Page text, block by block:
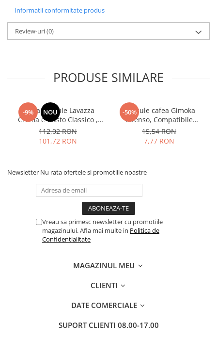
Informatii conformitate produs
Review-uri(0)
PRODUSE SIMILARE
-9% NOU
Cafea capsule Lavazza
Crema e Gusto Classico ,
compatibile Nespresso, 80
buc
112,02 RON
101,72 RON
-50%
Capsule cafea Gimoka
Intenso, Compatibile
Nespresso, 10 buc
15,54 RON
7,77 RON
Newsletter Nu rata ofertele si promotiile noastre
Vreau sa primesc newsletter cu promotiile
magazinului. Afla mai multe in Politica de
Confidentialitate
MAGAZINUL MEU
CLIENTI
DATE COMERCIALE
SUPORT CLIENTI 08.00-17.00